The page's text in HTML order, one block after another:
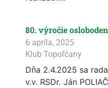
80. výročie
6 apríla, 2025
Klub Topoľčany
Dňa 2.4.2025 sa
v.v. RSDr. Ján